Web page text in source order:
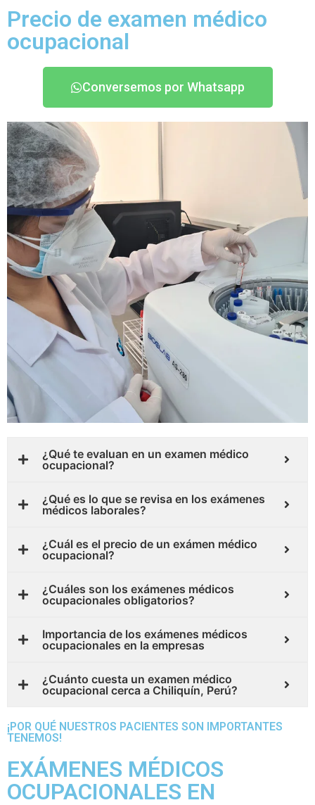
Precio de examen médico
ocupacional
Conversemos por Whatsapp
¿Qué te evaluan en un examen médico
ocupacional?
¿Qué es lo que se revisa en los exámenes
médicos laborales?
¿Cuál es el precio de un exámen médico
ocupacional?
¿Cuáles son los exámenes médicos
ocupacionales obligatorios?
Importancia de los exámenes médicos
ocupacionales en la empresas
¿Cuánto cuesta un examen médico
ocupacional cerca a Chiliquín, Perú?
¡POR QUÉ NUESTROS PACIENTES SON IMPORTANTES
TENEMOS!
EXÁMENES MÉDICOS
OCUPACIONALES EN